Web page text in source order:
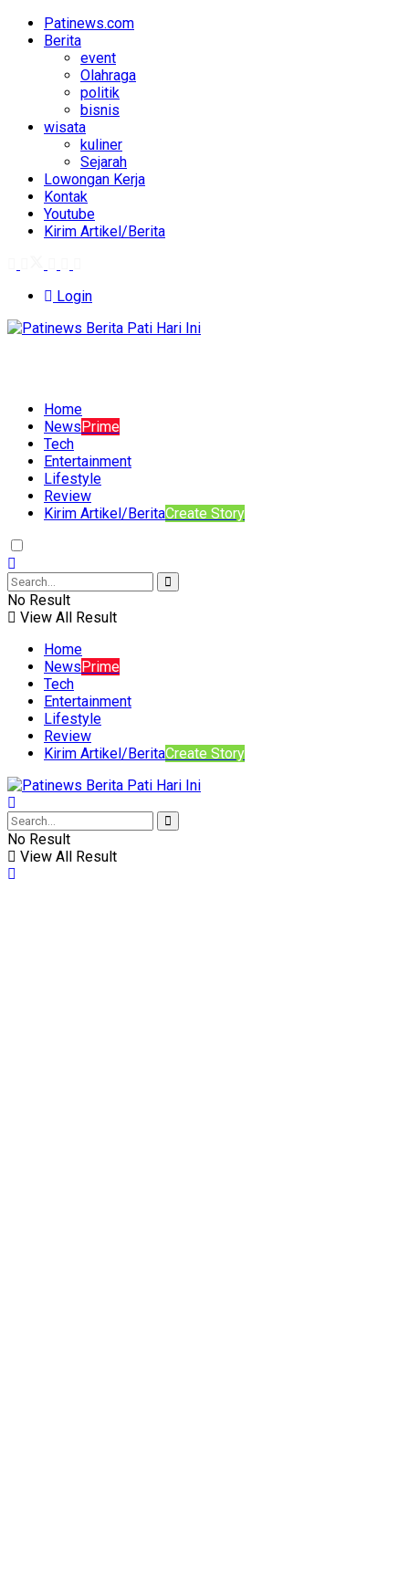
Patinews.com
Berita
event
Olahraga
politik
bisnis
wisata
kuliner
Sejarah
Lowongan Kerja
Kontak
Youtube
Kirim Artikel/Berita
Login
Home
NewsPrime
Tech
Entertainment
Lifestyle
Review
Kirim Artikel/BeritaCreate Story
No Result
View All Result
Home
NewsPrime
Tech
Entertainment
Lifestyle
Review
Kirim Artikel/BeritaCreate Story
No Result
View All Result